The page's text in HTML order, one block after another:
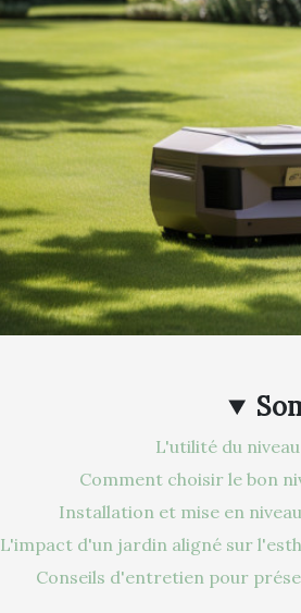
L'utilité du
Comment choisir le bon
Installation et mise en
L'impact d'un jardin aligné sur
Conseils d'entretien pour